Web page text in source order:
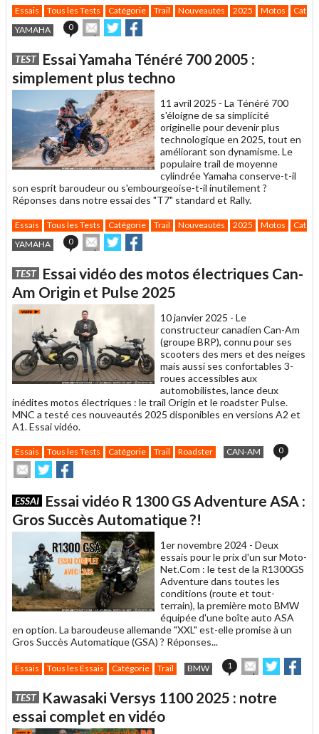
Essais Tous les Tests Catégorie Trail Nouveautés 2025 Motos
YAMAHA
0
Envoyer
cet
à
un
ami
Partager
sur sur
TEST Essai Yamaha Ténéré 700 2005 :
simplement plus techno
11 avril 2025 - La Ténéré 700
s'éloigne de sa simplicité
originelle pour devenir plus
technologique en 2025, tout en
améliorant son dynamisme. Le
populaire trail de moyenne
cylindrée Yamaha conserve-t-il
son esprit baroudeur ou s'embourgeoise-t-il inutilement ?
Réponses dans notre essai des "T7" standard et Rally.
Essais Tous les Tests Catégorie Trail Nouveautés 2025 Motos
YAMAHA
0
Envoyer
cet
à
un
ami
Partager
sur sur
TEST Essai vidéo des motos électriques Can-
Am Origin et Pulse 2025
10 janvier 2025 - Le
constructeur canadien Can-Am
(groupe BRP), connu pour ses
scooters des mers et des neiges
mais aussi ses confortables 3-
roues accessibles aux
automobilistes, lance deux
inédites motos électriques : le trail Origin et le roadster Pulse.
MNC a testé ces nouveautés 2025 disponibles en versions A2 et
A1. Essai vidéo.
Essais Tous les Tests Catégorie Trail Roadster CAN-AM 0
Envoyer
cet
à
un
ami
Partager
sur
sur
ESSAI Essai vidéo R 1300 GS Adventure ASA :
Gros Succès Automatique ?!
1er novembre 2024 - Deux
essais pour le prix d'un sur Moto-
Net.Com : le test de la R1300GS
Adventure dans toutes les
conditions (route et tout-
terrain), la première moto BMW
équipée d'une boîte auto ASA
en option. La baroudeuse allemande "XXL" est-elle promise à un
Gros Succès Automatique (GSA) ? Réponses...
Essais Tous les Essais Catégorie Trail BMW 1
Envoyer
cet
à
Partager
sur sur
TEST Kawasaki Versys 1100 2025 : notre
essai complet en vidéo